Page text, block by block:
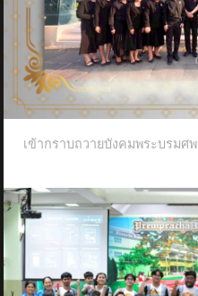
เข้ากราบถวายบังคมพระบรมศพ